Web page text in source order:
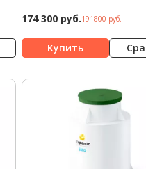
174 300 руб.191800 руб.